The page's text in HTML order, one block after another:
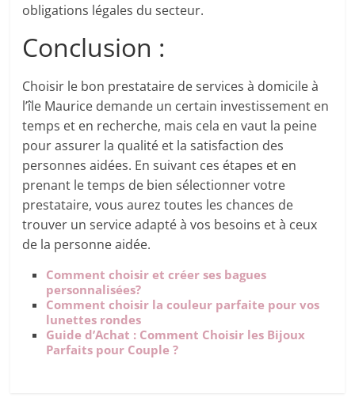
obligations légales du secteur.
Conclusion :
Choisir le bon prestataire de services à domicile à
l’île Maurice demande un certain investissement en
temps et en recherche, mais cela en vaut la peine
pour assurer la qualité et la satisfaction des
personnes aidées. En suivant ces étapes et en
prenant le temps de bien sélectionner votre
prestataire, vous aurez toutes les chances de
trouver un service adapté à vos besoins et à ceux
de la personne aidée.
Comment choisir et créer ses bagues
personnalisées?
Comment choisir la couleur parfaite pour vos
lunettes rondes
Guide d’Achat : Comment Choisir les Bijoux
Parfaits pour Couple ?